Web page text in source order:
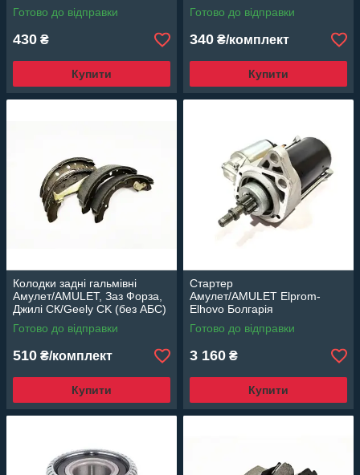
Готово до відправки
430 ₴
Купити
Готово до відправки
340 ₴/комплект
Купити
Колодки задні гальмівні
Амулет/AMULET, Заз Форза,
Джилі СК/Geely CK (без АБС)
EuroEx Угорщина
Готово до відправки
510 ₴/комплект
Купити
Стартер
Амулет/AMULET Elprom-
Elhovo Болгарія
Готово до відправки
3 160 ₴
Купити